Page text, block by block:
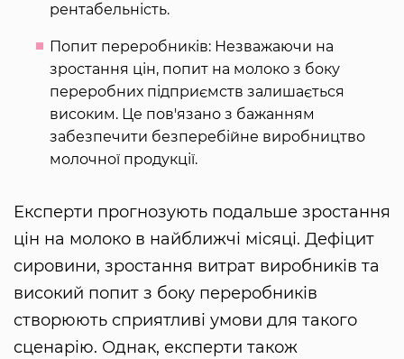
рентабельність.
Попит переробників: Незважаючи на
зростання цін, попит на молоко з боку
переробних підприємств залишається
високим. Це пов'язано з бажанням
забезпечити безперебійне виробництво
молочної продукції.
Експерти прогнозують подальше зростання
цін на молоко в найближчі місяці. Дефіцит
сировини, зростання витрат виробників та
високий попит з боку переробників
створюють сприятливі умови для такого
сценарію. Однак, експерти також